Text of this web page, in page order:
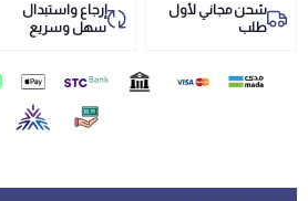
شحن مجاني لأول
طلب
إرجاع واستبدال
سهل وسريع